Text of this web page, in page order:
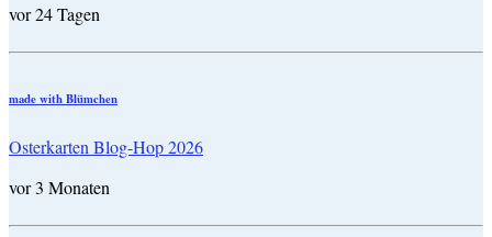
vor 24 Tagen
made with Blümchen
Osterkarten Blog-Hop 2026
vor 3 Monaten